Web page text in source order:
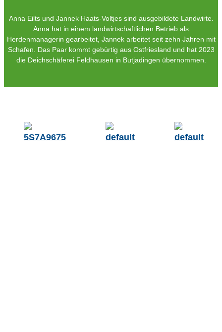
Anna Eilts und Jannek Haats-Voltjes sind ausgebildete Landwirte.
Anna hat in einem landwirtschaftlichen Betrieb als
Herdenmanagerin gearbeitet, Jannek arbeitet seit zehn Jahren mit
Schafen. Das Paar kommt gebürtig aus Ostfriesland und hat 2023
die Deichschäferei Feldhausen in Butjadingen übernommen.